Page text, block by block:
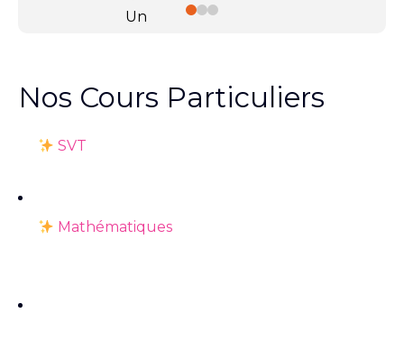
Un
de 2h par matière,
Nos Cours Particuliers
SVT
Mathématiques